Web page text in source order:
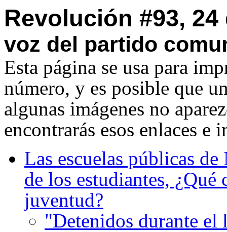
Revolución #93,
voz del partido
Esta página se usa para
número, y es posible que
algunas imágenes no
encontrarás esos enlaces e
Las escuelas públicas
de los estudiantes, ¿Qué
juventud?
"Detenidos durante el